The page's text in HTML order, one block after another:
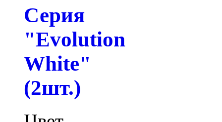
Серия
"Evolution
White"
(2шт.)